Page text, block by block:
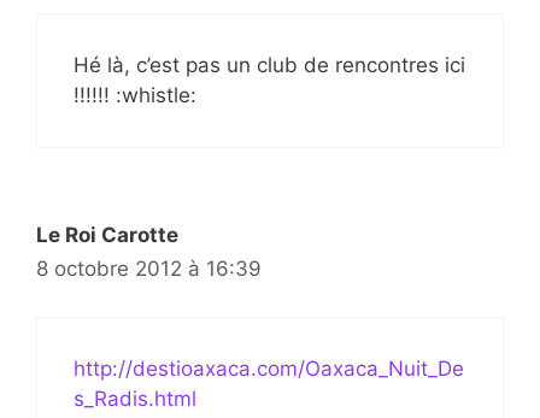
Hé là, c’est pas un club de rencontres ici
!!!!!! :whistle:
Le Roi Carotte
8 octobre 2012 à 16:39
http://destioaxaca.com/Oaxaca_Nuit_De
s_Radis.html